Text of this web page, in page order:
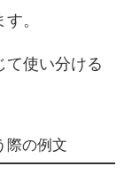
。
て使い分ける
際の例文